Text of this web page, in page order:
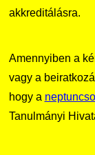
akkreditálásra.
Amennyiben a
vagy a
hogy a
Tanulmányi